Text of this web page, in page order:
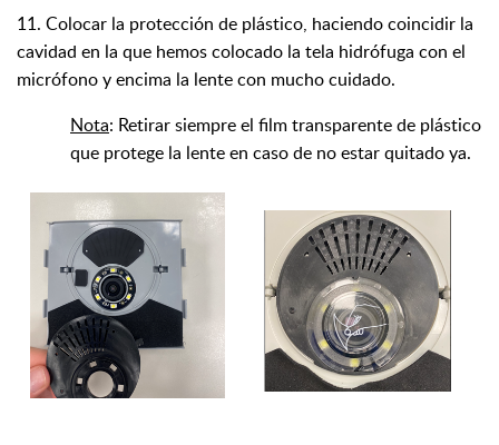
11. Colocar la protección de plástico, haciendo coincidir la
cavidad en la que hemos colocado la tela hidrófuga con el
micrófono y encima la lente con mucho cuidado.
Nota: Retirar siempre el film transparente de plástico
que protege la lente en caso de no estar quitado ya.